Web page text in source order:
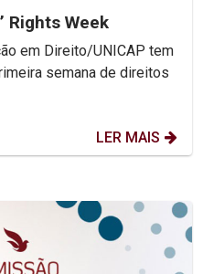
Rights Week
em Direito/UNICAP tem
semana de direitos
LER MAIS